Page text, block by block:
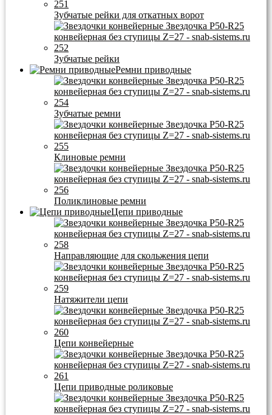
Зубчатые рейки для откатных ворот
Зубчатые рейки
Ремни приводные
Зубчатые ремни
Клиновые ремни
Поликлиновые ремни
Цепи приводные
Направляющие для скольжения цепи
Натяжители цепи
Цепи конвейерные
Цепи приводные роликовые